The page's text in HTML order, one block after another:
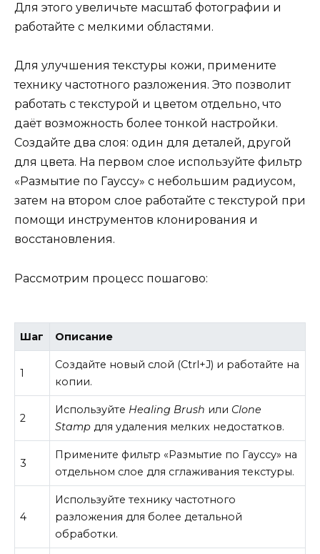
Для этого увеличьте масштаб фотографии и
работайте с мелкими областями.
Для улучшения текстуры кожи, примените
технику частотного разложения. Это позволит
работать с текстурой и цветом отдельно, что
даёт возможность более тонкой настройки.
Создайте два слоя: один для деталей, другой
для цвета. На первом слое используйте фильтр
«Размытие по Гауссу» с небольшим радиусом,
затем на втором слое работайте с текстурой при
помощи инструментов клонирования и
восстановления.
Рассмотрим процесс пошагово:
Шаг Описание
1
Создайте новый слой (Ctrl+J) и работайте на
копии.
2
Используйте Healing Brush или Clone
Stamp для удаления мелких недостатков.
3
Примените фильтр «Размытие по Гауссу» на
отдельном слое для сглаживания текстуры.
4
Используйте технику частотного
разложения для более детальной
обработки.